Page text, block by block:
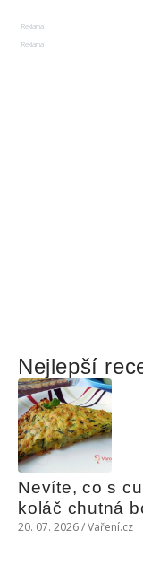
Reklama
Reklama
Nejlepší
Nevíte, co s
koláč chutná
20. 07. 2026 / Vaření.cz